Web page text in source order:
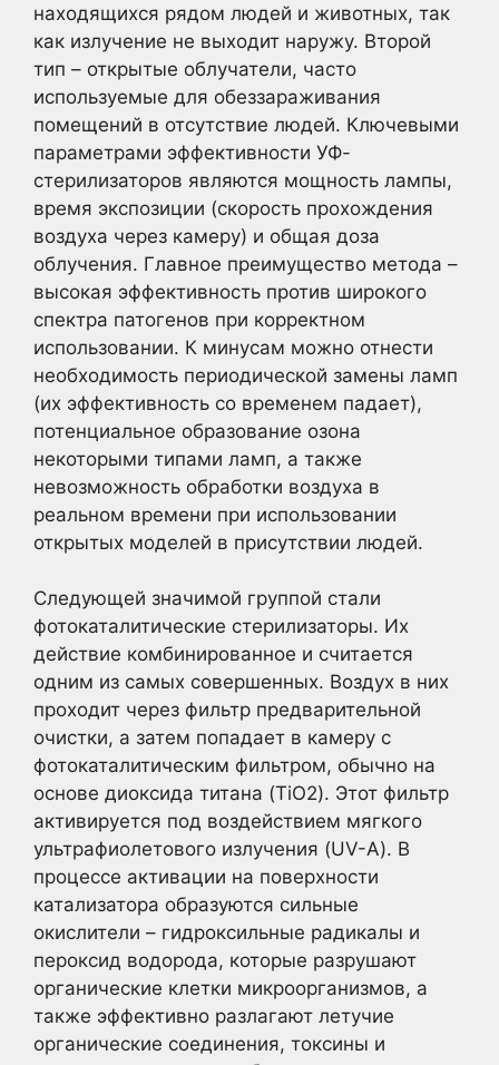
находящихся рядом людей и животных, так
как излучение не выходит наружу. Второй
тип – открытые облучатели, часто
используемые для обеззараживания
помещений в отсутствие людей. Ключевыми
параметрами эффективности УФ-
стерилизаторов являются мощность лампы,
время экспозиции (скорость прохождения
воздуха через камеру) и общая доза
облучения. Главное преимущество метода –
высокая эффективность против широкого
спектра патогенов при корректном
использовании. К минусам можно отнести
необходимость периодической замены ламп
(их эффективность со временем падает),
потенциальное образование озона
некоторыми типами ламп, а также
невозможность обработки воздуха в
реальном времени при использовании
открытых моделей в присутствии людей.
Следующей значимой группой стали
фотокаталитические стерилизаторы. Их
действие комбинированное и считается
одним из самых совершенных. Воздух в них
проходит через фильтр предварительной
очистки, а затем попадает в камеру с
фотокаталитическим фильтром, обычно на
основе диоксида титана (TiO2). Этот фильтр
активируется под воздействием мягкого
ультрафиолетового излучения (UV-A). В
процессе активации на поверхности
катализатора образуются сильные
окислители – гидроксильные радикалы и
пероксид водорода, которые разрушают
органические клетки микроорганизмов, а
также эффективно разлагают летучие
органические соединения, токсины и